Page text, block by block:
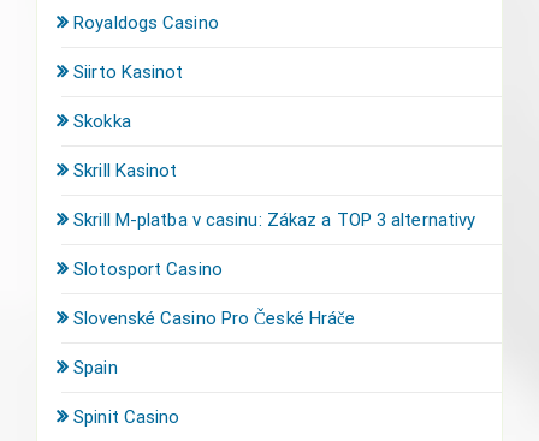
Royaldogs Casino
Siirto Kasinot
Skokka
Skrill Kasinot
Skrill M-platba v casinu: Zákaz a TOP 3 alternativy
Slotosport Casino
Slovenské Casino Pro České Hráče
Spain
Spinit Casino